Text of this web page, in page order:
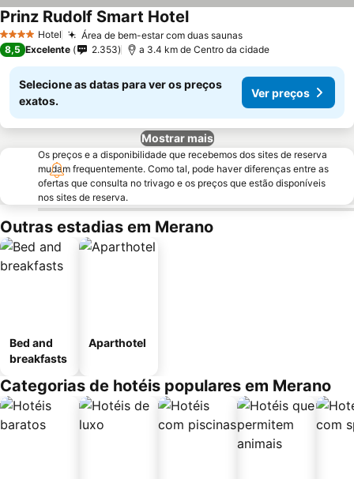
4 EstrelasHotel Área de bem-estar com duas saunas
Prinz Rudolf Smart Hotel
8,5 Excelente 2.353 a 3.4 km de Centro da cidade
Selecione as datas para ver os preços
exatos.
Ver preços
Mostrar mais
Os preços e a disponibilidade que recebemos dos sites de reserva
mudam frequentemente. Como tal, pode haver diferenças entre as
ofertas que consulta no trivago e os preços que estão disponíveis
nos sites de reserva.
Outras estadias em Merano
Bed and
breakfasts
Aparthotel
Categorias de hotéis populares em Merano